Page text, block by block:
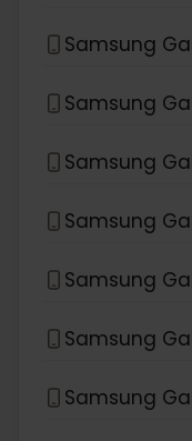
Samsung
Samsung
Samsung
Samsung
Samsung
Samsung
Samsung